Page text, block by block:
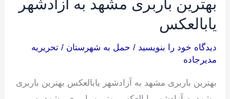
بهترین باربری مشهد به آزادشهر
یابالعکس
دیدگاه‌ خود را بنویسید / حمل به شهرستان /تحریریه
مدیرجاده
بهترین باربری مشهد به آزادشهر یابالعکس بهترین باربری